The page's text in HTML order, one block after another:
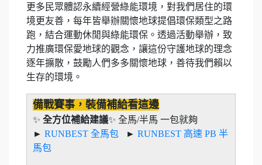
更多民眾體認永續經營綠能環境，對我們居住的環
境更友善，每年皆舉辦關懷地球提倡環保類型之路
跑，結合運動休閒與綠能環保。透過活動舉辦，致
力推廣環保愛地球的觀念，讓這份守護地球的理念
逐年擴散，鼓勵人們多多關懷地球，善待我們賴以
生存的環境。
備戰賽事，裝備補給看這邊
✨ 全方位補給建議✨ 全馬/半馬 一包就夠
► RUNBEST 全馬包 ► RUNBEST 高速 PB 半
馬包